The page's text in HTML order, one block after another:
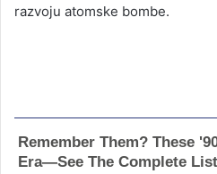
razvoju atomske bombe.